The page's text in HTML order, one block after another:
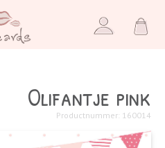
Olifantje pink
Productnummer: 160014